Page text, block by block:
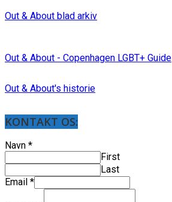
Out & About blad arkiv
Out & About - Copenhagen LGBT+ Guide
Out & About's historie
KONTAKT OS:
Navn *
First
Last
Email *